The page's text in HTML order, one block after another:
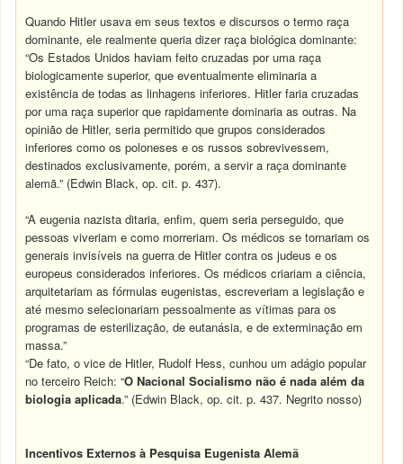
Quando Hitler usava em seus textos e discursos o termo raça
dominante, ele realmente queria dizer raça biológica dominante:
“Os Estados Unidos haviam feito cruzadas por uma raça
biologicamente superior, que eventualmente eliminaria a
existência de todas as linhagens inferiores. Hitler faria cruzadas
por uma raça superior que rapidamente dominaria as outras. Na
opinião de Hitler, seria permitido que grupos considerados
inferiores como os poloneses e os russos sobrevivessem,
destinados exclusivamente, porém, a servir a raça dominante
alemã.” (Edwin Black, op. cit. p. 437).
“A eugenia nazista ditaria, enfim, quem seria perseguido, que
pessoas viveriam e como morreriam. Os médicos se tornariam os
generais invisíveis na guerra de Hitler contra os judeus e os
europeus considerados inferiores. Os médicos criariam a ciência,
arquitetariam as fórmulas eugenistas, escreveriam a legislação e
até mesmo selecionariam pessoalmente as vítimas para os
programas de esterilização, de eutanásia, e de exterminação em
massa.”
“De fato, o vice de Hitler, Rudolf Hess, cunhou um adágio popular
no terceiro Reich: “O Nacional Socialismo não é nada além da
biologia aplicada.” (Edwin Black, op. cit. p. 437. Negrito nosso)
Incentivos Externos à Pesquisa Eugenista Alemã